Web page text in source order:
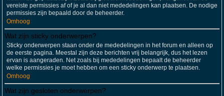
vereiste permissies af of je al dan niet mededelingen kan plaatsen. De nodige
permissies zijn bepaald door de beheerder.
Omhoog
Wat zijn sticky onderwerpen?
Sticky onderwerpen staan onder de mededelingen in het forum en alleen op
de eerste pagina. Meestal zijn deze berichten vrij belangrijk, dus het lezen
ervan is aangeraden. Net zoals bij mededelingen bepaalt de beheerder
welke permissies je moet hebben om een sticky onderwerp te plaatsen.
Omhoog
Wat zijn gesloten onderwerpen?